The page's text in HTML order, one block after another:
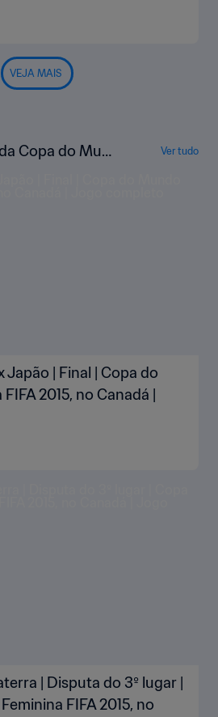
VEJA MAIS
Copa do Mun
de 2015, no Ca
Ver tudo
Japão | Final | Copa do
2015, no Canadá |
| Disputa do 3º lugar |
FIFA 2015, no